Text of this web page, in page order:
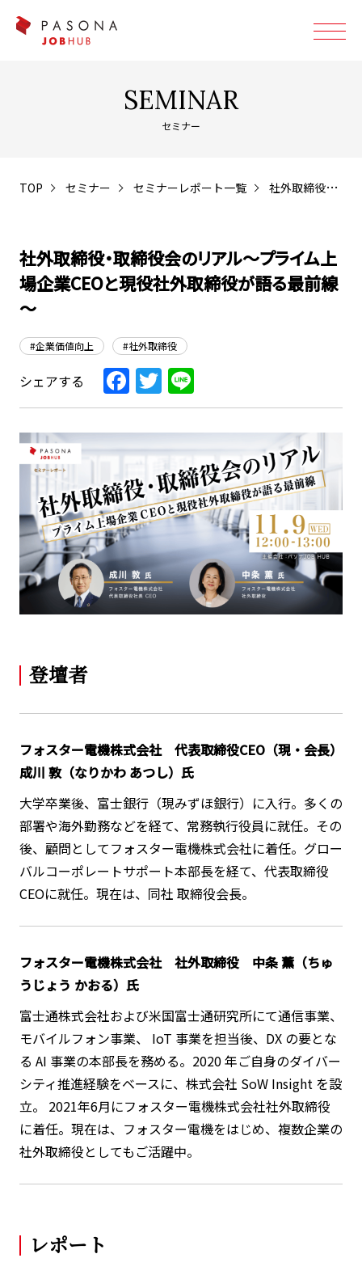
SEMINAR
セミナー
TOP セミナー セミナーレポート一覧 社外取締役・取締役会のリアル～プライム上場企業CEOと現役社外取締役が語る最前線～
社外取締役・取締役会のリアル～プライム上
場企業CEOと現役社外取締役が語る最前線
～
#企業価値向上 #社外取締役
シェアする Facebook
Twitter
Line
登壇者
フォスター電機株式会社 代表取締役CEO（現・会長）
成川 敦（なりかわ あつし）氏
大学卒業後、富士銀行（現みずほ銀行）に入行。多くの
部署や海外勤務などを経て、常務執行役員に就任。その
後、顧問としてフォスター電機株式会社に着任。グロー
バルコーポレートサポート本部長を経て、代表取締役
CEOに就任。現在は、同社 取締役会長。
フォスター電機株式会社 社外取締役 中条 薫（ちゅ
うじょう かおる）氏
富士通株式会社および米国富士通研究所にて通信事業、
モバイルフォン事業、 IoT 事業を担当後、DX の要とな
る AI 事業の本部長を務める。2020 年ご自身のダイバー
シティ推進経験をベースに、株式会社 SoW Insight を設
立。 2021年6月にフォスター電機株式会社社外取締役
に着任。現在は、フォスター電機をはじめ、複数企業の
社外取締役としてもご活躍中。
レポート